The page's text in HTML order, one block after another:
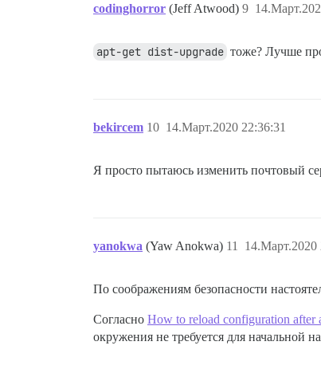
codinghorror (Jeff Atwood) 9
apt-get dist-upgrade тоже? Лучше
bekircem 14.Март.2020 22:36:31
10
Я просто пытаюсь изменить почтовый
yanokwa (Yaw Anokwa) 14.Март.2020
11
По соображениям безопасности
Согласно How to reload configuration after
окружения не требуется для начальной